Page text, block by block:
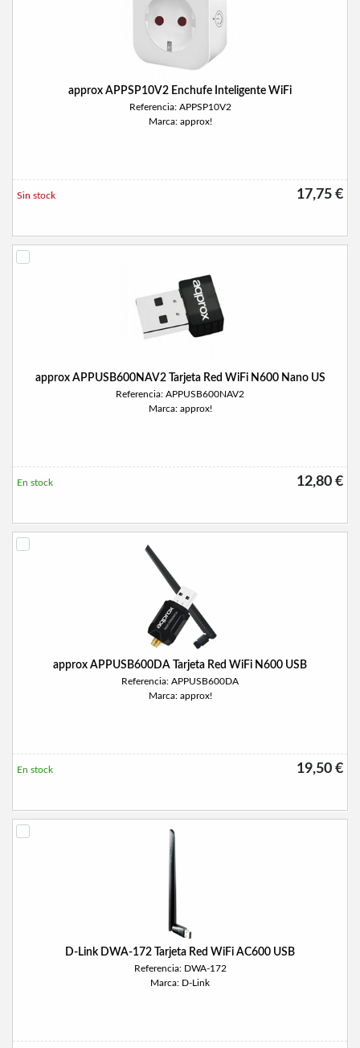
approx APPSP10V2 Enchufe Inteligente WiFi
Referencia: APPSP10V2
Marca: approx!
17,75 €
Sin stock
approx APPUSB600NAV2 Tarjeta Red WiFi N600 Nano US
Referencia: APPUSB600NAV2
Marca: approx!
12,80 €
En stock
approx APPUSB600DA Tarjeta Red WiFi N600 USB
Referencia: APPUSB600DA
Marca: approx!
19,50 €
En stock
D-Link DWA-172 Tarjeta Red WiFi AC600 USB
Referencia: DWA-172
Marca: D-Link